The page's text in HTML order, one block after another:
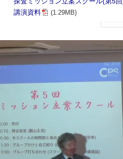
講演資料 (1.29MB)